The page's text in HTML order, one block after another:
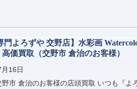
門よろずや 交野店】水彩画
価買取（交野市 倉治のお客様）
16日
野市 倉治のお客様の店頭買取 いつも『よ